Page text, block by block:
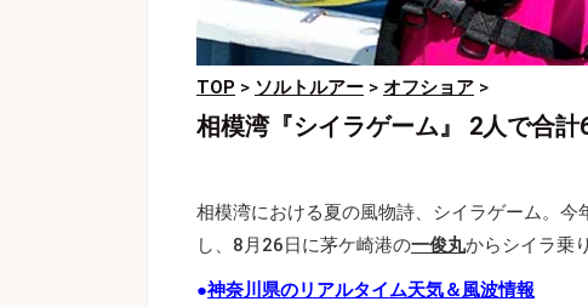
TOP > ソルトルアー > オフショア >
相模湾『シイラゲーム』 2人で合計
相模湾における夏の風物詩、シイラゲーム。
し、8月26日に茅ケ崎港の一俊丸からシイラ乗
●神奈川県のリアルタイム天気＆風波情報